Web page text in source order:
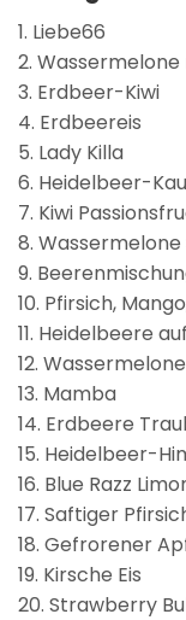
1. Liebe66
2.
3. Erdbeer-Kiwi
4. Erdbeereis
5. Lady Killa
6. Heidelbeer-
7. Kiwi
8. Wassermelone
9.
10. Pfirsich,
11. Heidelbeere
12.
13. Mamba
14. Erdbeere
15. Heidelbeer-
16. Blue Razz
17. Saftiger
18. Gefrorener
19. Kirsche Eis
20. Strawberry